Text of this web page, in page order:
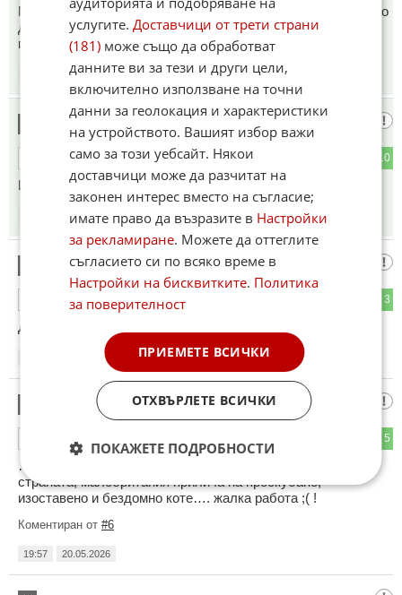
Ми той Хари не е в детската градина,за да му нареждат кво
да прави, но тая съсипа момчето. Интересно кой е бил
против тоя брак,🤔 за да има такива драми.
20.05.2026
Ме боли осветителното тяло
10
ОТГОВОР
И нас кво ни грее тва?
20.05.2026
Бат Венце Сикаджията
3
Да ви има проблемите.
20.05.2026
Откакто….
5
…Желязната Лейди и Кралица Елизабет не управляват
страната, малобритания прилича на проскубано,
изоставено и бездомно коте…. жалка работа ;( !
Коментиран от #6
19:57 20.05.2026
услугите.Доставчици от трети страни
(181) може също да обработват
данните ви за тези и други цели,
включително използване на точни
данни за геолокация и характеристики
на устройството. Вашият избор важи
само за този уебсайт. Някои
доставчици може да разчитат на
законен интерес вместо на съгласие;
имате право да възразите в Настройки
за рекламиране. Можете да оттеглите
съгласието си по всяко време в
Настройки на бисквитките. Политика
за поверителност
ПРИЕМЕТЕ ВСИЧКИ
ОТХВЪРЛЕТЕ ВСИЧКИ
ПОКАЖЕТЕ ПОДРОБНОСТИ